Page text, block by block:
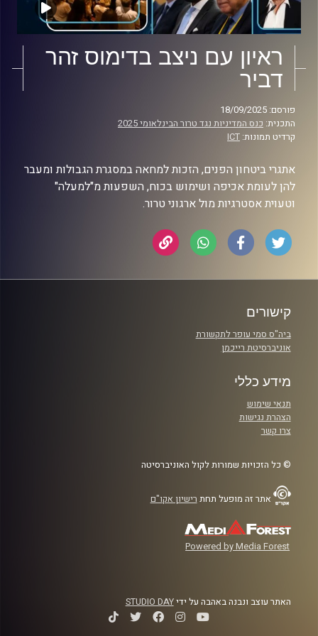
ראיון עם ניצב בדימוס זהר
דביר
פורסם: 18/09/2025
התכנית: כנס המדיניות נגד טרור הבינלאומי 2025
קרדיט תמונות: ICT
אתגרי ביטחון הפנים, הזכות למחאה במסגרת הגבולות ומעבר
להן לעומת אכיפה ושימוש בכוח, השפעות מ"למעלה"
וטעוית אסטרגיות מול ארגוני טרור.
קישורים
ביה"ס סמי עופר לתקשורת
אוניברסיטת רייכמן
מידע כללי
תנאי שימוש
הצהרת נגישות
צרו קשר
© כל הזכויות שמורות לקול האוניברסיטה
אתר זה מופעל תחת רישיון אקו"ם
Powered by Media Forest
האתר עוצב ונבנה באהבה על ידיSTUDIO DAY